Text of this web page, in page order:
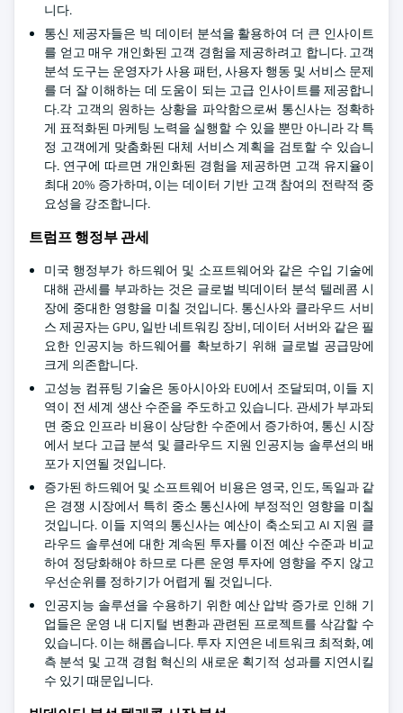
니다.
통신 제공자들은 빅 데이터 분석을 활용하여 더 큰 인사이트
를 얻고 매우 개인화된 고객 경험을 제공하려고 합니다. 고객
분석 도구는 운영자가 사용 패턴, 사용자 행동 및 서비스 문제
를 더 잘 이해하는 데 도움이 되는 고급 인사이트를 제공합니
다.각 고객의 원하는 상황을 파악함으로써 통신사는 정확하
게 표적화된 마케팅 노력을 실행할 수 있을 뿐만 아니라 각 특
정 고객에게 맞춤화된 대체 서비스 계획을 검토할 수 있습니
다. 연구에 따르면 개인화된 경험을 제공하면 고객 유지율이
최대 20% 증가하며, 이는 데이터 기반 고객 참여의 전략적 중
요성을 강조합니다.
트럼프 행정부 관세
미국 행정부가 하드웨어 및 소프트웨어와 같은 수입 기술에
대해 관세를 부과하는 것은 글로벌 빅데이터 분석 텔레콤 시
장에 중대한 영향을 미칠 것입니다. 통신사와 클라우드 서비
스 제공자는 GPU, 일반 네트워킹 장비, 데이터 서버와 같은 필
요한 인공지능 하드웨어를 확보하기 위해 글로벌 공급망에
크게 의존합니다.
고성능 컴퓨팅 기술은 동아시아와 EU에서 조달되며, 이들 지
역이 전 세계 생산 수준을 주도하고 있습니다. 관세가 부과되
면 중요 인프라 비용이 상당한 수준에서 증가하여, 통신 시장
에서 보다 고급 분석 및 클라우드 지원 인공지능 솔루션의 배
포가 지연될 것입니다.
증가된 하드웨어 및 소프트웨어 비용은 영국, 인도, 독일과 같
은 경쟁 시장에서 특히 중소 통신사에 부정적인 영향을 미칠
것입니다. 이들 지역의 통신사는 예산이 축소되고 AI 지원 클
라우드 솔루션에 대한 계속된 투자를 이전 예산 수준과 비교
하여 정당화해야 하므로 다른 운영 투자에 영향을 주지 않고
우선순위를 정하기가 어렵게 될 것입니다.
인공지능 솔루션을 수용하기 위한 예산 압박 증가로 인해 기
업들은 운영 내 디지털 변환과 관련된 프로젝트를 삭감할 수
있습니다. 이는 해롭습니다. 투자 지연은 네트워크 최적화, 예
측 분석 및 고객 경험 혁신의 새로운 획기적 성과를 지연시킬
수 있기 때문입니다.